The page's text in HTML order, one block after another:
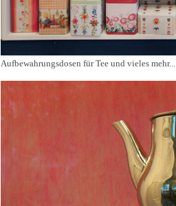
Aufbewahrungsdosen für Tee und vieles mehr...